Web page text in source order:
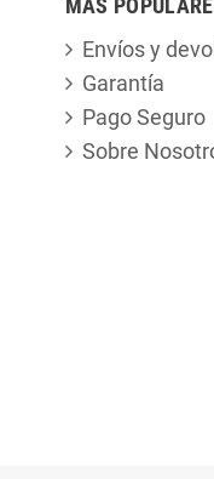
MÁS
Envíos y
Garantía
Pago Seguro
Sobre